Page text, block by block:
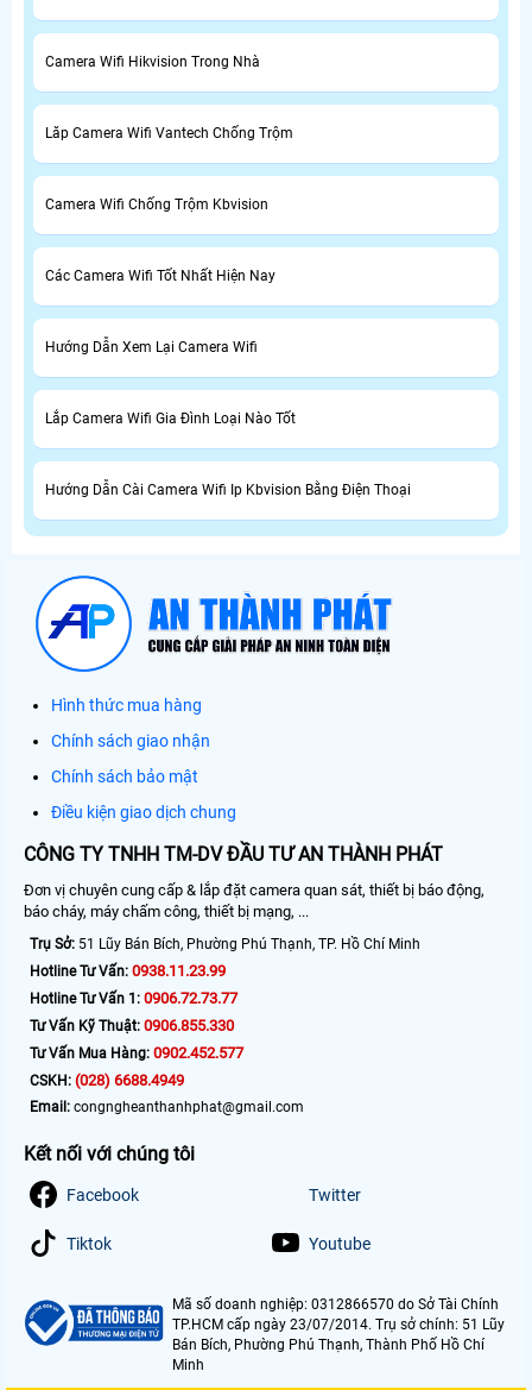
Camera Wifi Hikvision Trong Nhà
Lăp Camera Wifi Vantech Chống Trộm
Camera Wifi Chống Trộm Kbvision
Các Camera Wifi Tốt Nhất Hiện Nay
Hướng Dẫn Xem Lại Camera Wifi
Lắp Camera Wifi Gia Đình Loại Nào Tốt
Hướng Dẫn Cài Camera Wifi Ip Kbvision Bằng Điện Thoại
Hình thức mua hàng
Chính sách giao nhận
Chính sách bảo mật
Điều kiện giao dịch chung
CÔNG TY TNHH TM-DV ĐẦU TƯ AN THÀNH PHÁT
Đơn vị chuyên cung cấp & lắp đặt camera quan sát, thiết bị báo động,
báo cháy, máy chấm công, thiết bị mạng, ...
Trụ Sở: 51 Lũy Bán Bích, Phường Phú Thạnh, TP. Hồ Chí Minh
Hotline Tư Vấn: 0938.11.23.99
Hotline Tư Vấn 1: 0906.72.73.77
Tư Vấn Kỹ Thuật: 0906.855.330
Tư Vấn Mua Hàng: 0902.452.577
CSKH: (028) 6688.4949
Email: congngheanthanhphat@gmail.com
Kết nối với chúng tôi
Facebook Twitter
Tiktok Youtube
Mã số doanh nghiệp: 0312866570 do Sở Tài Chính
TP.HCM cấp ngày 23/07/2014. Trụ sở chính: 51 Lũy
Bán Bích, Phường Phú Thạnh, Thành Phố Hồ Chí
Minh